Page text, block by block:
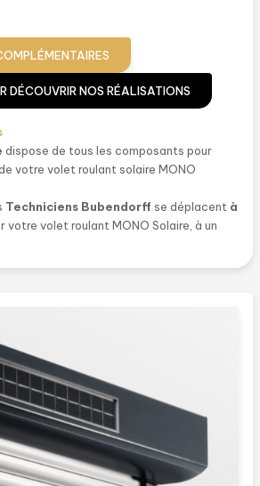
offre de la luminosité lorsque le volet est
ajourées.
en position fermée, le volet à lames fixes
maximum.
DÉCOUVRIR NOS RÉALISATIONS
dispose de tous les composants pour
votre volet roulant solaire MONO
Techniciens Bubendorff se déplacent à
votre volet roulant MONO Solaire, à un